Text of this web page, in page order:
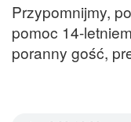
Przypomnijmy,
pomoc 14-
poranny gość,